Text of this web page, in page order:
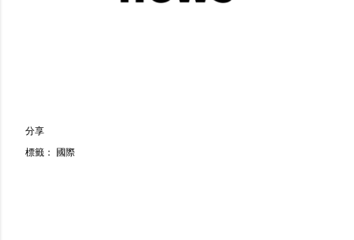
分享
標籤： 國際